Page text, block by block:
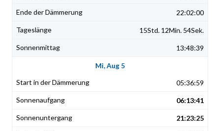
22:02:00
15Std. 12Min. 54Sek.
13:48:39
Mi, Aug 5
05:36:59
06:13:41
21:23:25